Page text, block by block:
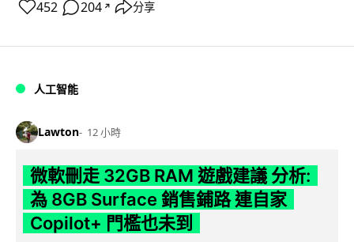
452 204 ↗ 分享
人工智能
Lawton 12 小時
微軟刪走 32GB RAM 遊戲建議 分析:
為 8GB Surface 銷售鋪路 連自家
Copilot+ 門檻也未到